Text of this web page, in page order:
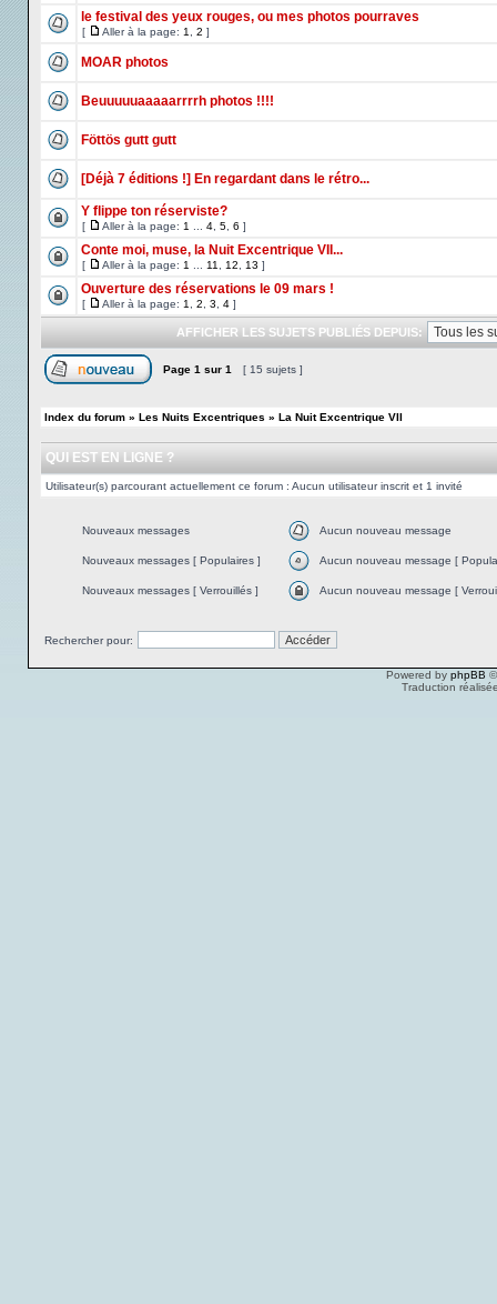
le festival des yeux rouges, ou mes photos pourraves
[ Aller à la page: 1 2 ]
MOAR photos
Beuuuuuaaaaarrrrh photos !!!!
Föttös gutt gutt
[Déjà 7 éditions !] En regardant dans le rétro...
Y flippe ton réserviste?
[ Aller à la page: 1 4 5 6 ]
Conte moi, muse, la Nuit Excentrique VII...
[ Aller à la page: 1 11 12 13 ]
Ouverture des réservations le 09 mars !
[ Aller à la page: 1 2 3 4 ]
AFFICHER LES SUJETS PUBLIÉS DEPUIS:
Page 1 sur 1 [ 15 sujets ]
Index du forum » Les Nuits Excentriques » La Nuit Excentrique VII
QUI EST EN LIGNE ?
Utilisateur(s) parcourant actuellement ce forum : Aucun utilisateur inscrit et 1 invité
Nouveaux messages Aucun nouveau message
Nouveaux messages [ Populaires ] Aucun nouveau message [
Nouveaux messages [ Verrouillés ] Aucun nouveau message [
Rechercher pour:
Powered by phpBB
Traduction